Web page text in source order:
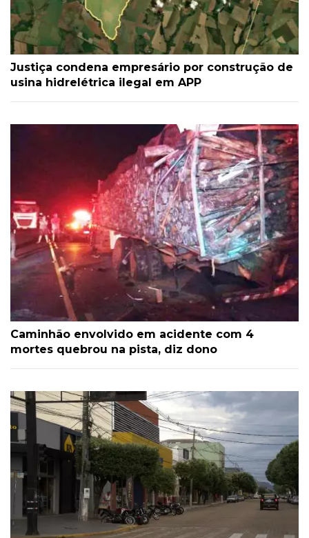
Justiça condena empresário por construção de
usina hidrelétrica ilegal em APP
Caminhão envolvido em acidente com 4
mortes quebrou na pista, diz dono